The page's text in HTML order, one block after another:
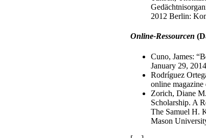
2012 Berlin:
Online-Ressourcen
Cuno, James:
January 29,
Rodríguez
online
Zorich, Diane
Scholarship. A
The Samuel H.
Mason